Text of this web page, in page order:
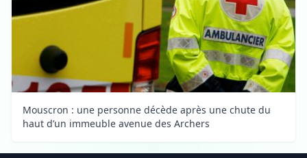
Mouscron : une personne décède après une chute du
haut d’un immeuble avenue des Archers